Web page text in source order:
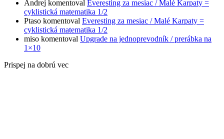
Andrej komentoval Everesting za mesiac / Malé Karpaty =
cyklistická matematika 1/2
Ptaso komentoval Everesting za mesiac / Malé Karpaty =
cyklistická matematika 1/2
miso komentoval Upgrade na jednoprevodník / prerábka na
1×10
Prispej na dobrú vec